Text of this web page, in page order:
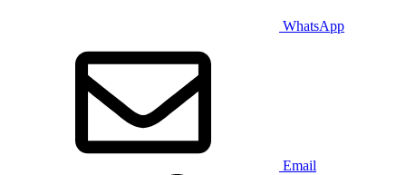
WhatsApp
Email